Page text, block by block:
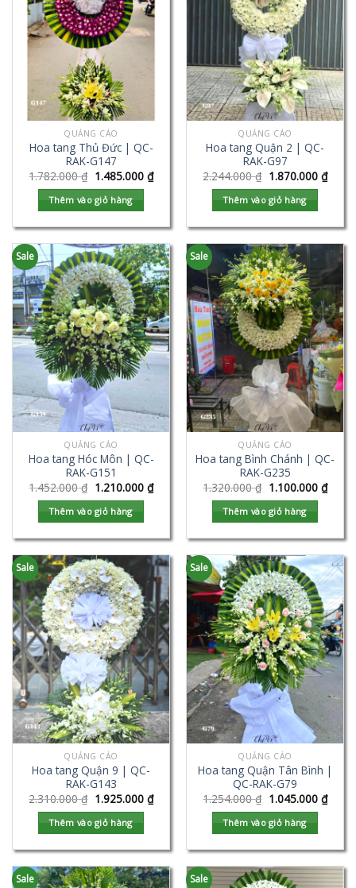
QUẢNG CÁO
Hoa tang Thủ Đức | QC-
RAK-G147
1.782.000₫ 1.485.000 ₫
Thêm vào giỏ hàng
QUẢNG CÁO
Hoa tang Quận 2 | QC-
RAK-G97
2.244.000₫ 1.870.000 ₫
Thêm vào giỏ hàng
Sale
QUẢNG CÁO
Hoa tang Hóc Môn | QC-
RAK-G151
1.452.000₫ 1.210.000 ₫
Thêm vào giỏ hàng
Sale
QUẢNG CÁO
Hoa tang Bình Chánh | QC-
RAK-G235
1.320.000₫ 1.100.000 ₫
Thêm vào giỏ hàng
Sale
QUẢNG CÁO
Hoa tang Quận 9 | QC-
RAK-G143
2.310.000₫ 1.925.000 ₫
Thêm vào giỏ hàng
Sale
QUẢNG CÁO
Hoa tang Quận Tân Bình |
QC-RAK-G79
1.254.000₫ 1.045.000 ₫
Thêm vào giỏ hàng
Sale Sale